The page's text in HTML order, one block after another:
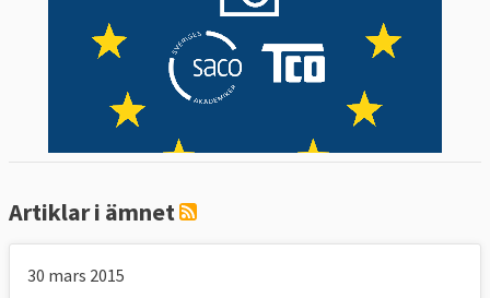
Artiklar i ämnet
30 mars 2015